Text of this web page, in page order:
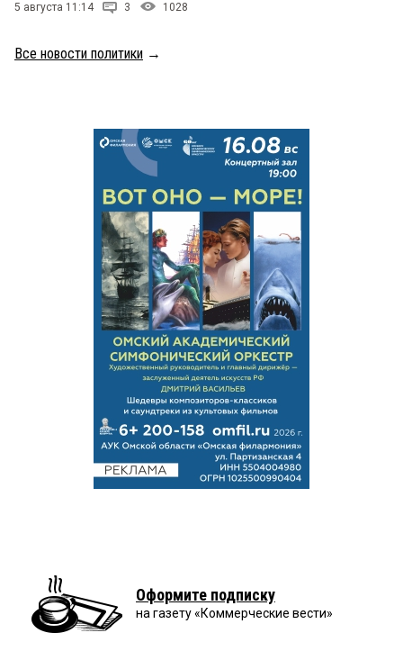
5 августа 11:14 3 1028
Все новости политики →
Оформите подписку
на газету «Коммерческие вести»